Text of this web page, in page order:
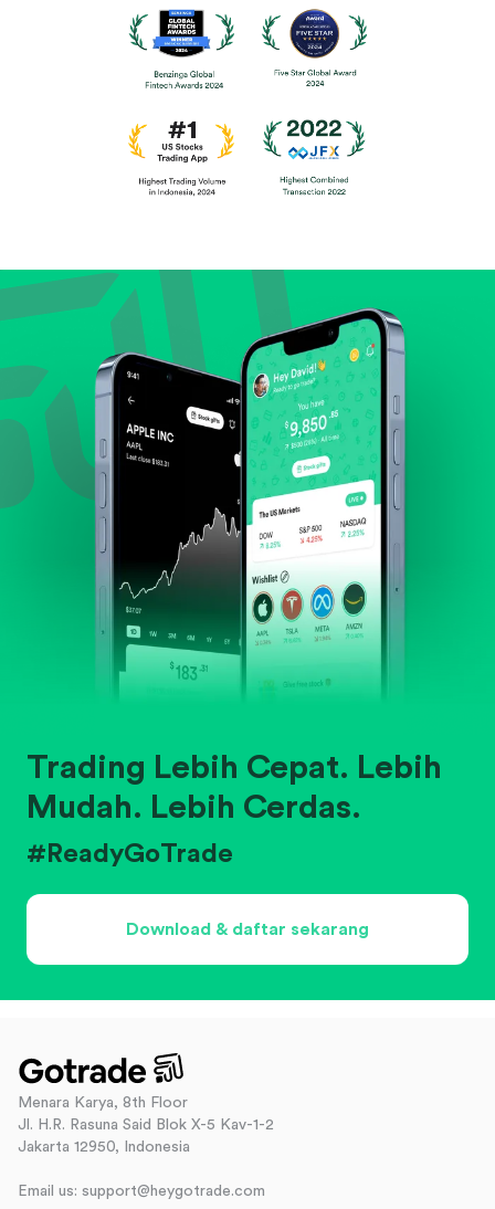
Trading Lebih Cepat. Lebih
Mudah. Lebih Cerdas.
#ReadyGoTrade
Download & daftar sekarang
Menara Karya, 8th Floor
Jl. H.R. Rasuna Said Blok X-5 Kav-1-2
Jakarta 12950, Indonesia
Email us: support@heygotrade.com